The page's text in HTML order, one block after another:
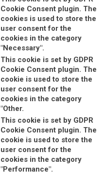
Cookie Consent plugin. The
cookies is used to store the
user consent for the
cookies in the category
"Necessary".
This cookie is set by GDPR
Cookie Consent plugin. The
cookie is used to store the
user consent for the
cookies in the category
"Other.
This cookie is set by GDPR
Cookie Consent plugin. The
cookie is used to store the
user consent for the
cookies in the category
"Performance".